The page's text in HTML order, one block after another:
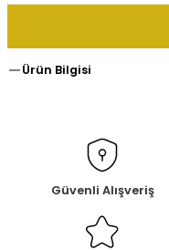
Ürün Bilgisi
Güvenli Alışveriş